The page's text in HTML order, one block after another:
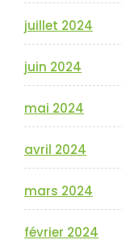
juillet 2024
juin 2024
mai 2024
avril 2024
mars 2024
février 2024